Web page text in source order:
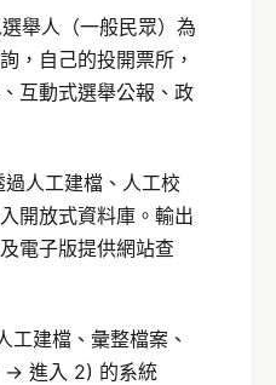
舉人（一般民眾）為
，自己的投開票所，
互動式選舉公報、政
人工建檔、人工校
開放式資料庫。輸出
電子版提供網站查
工建檔、彙整檔案、
> 進入 2) 的系統